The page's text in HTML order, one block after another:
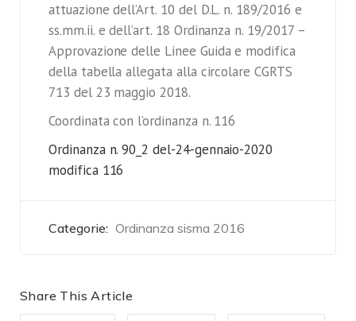
attuazione dell’Art. 10 del D.L. n. 189/2016 e
ss.mm.ii. e dell’art. 18 Ordinanza n. 19/2017 –
Approvazione delle Linee Guida e modifica
della tabella allegata alla circolare CGRTS
713 del 23 maggio 2018.
Coordinata con l’ordinanza n. 116
Ordinanza n. 90_2 del-24-gennaio-2020
modifica 116
Categorie: Ordinanza sisma 2016
Share This Article